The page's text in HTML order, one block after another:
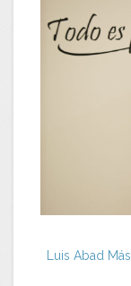
Luis Abad